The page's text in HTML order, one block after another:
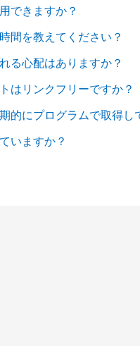
できますか？
間を教えてください？
る心配はありますか？
はリンクフリーですか？
的にプログラムで取得し
いますか？